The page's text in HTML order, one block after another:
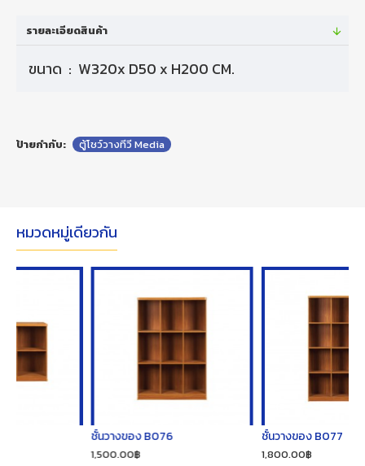
รายละเอียดสินค้า
ขนาด : W320x D50 x H200 CM.
ป้ายกำกับ: ตู้โชว์วางทีวี Media
หมวดหมู่เดียวกัน
ชั้นวางของ B076 ชั้นวางของ B077